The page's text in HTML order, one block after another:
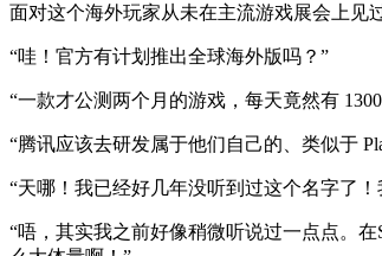
面对这个海外玩家从未在主流游戏展会上见
“哇！官方有计划推出全球海外版吗？”
“一款才公测两个月的游戏，每天竟然有
“腾讯应该去研发属于他们自己的、类似于
“天哪！我已经好几年没听到过这个名字了
“唔，其实我之前好像稍微听说过一点点。